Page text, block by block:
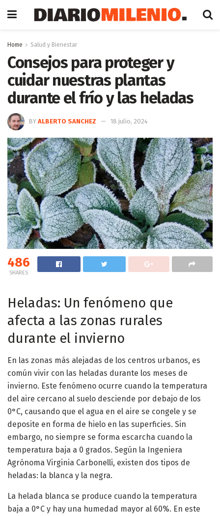
Home Salud y Bienestar
Consejos para proteger y
cuidar nuestras plantas
durante el frío y las heladas
BY ALBERTO SANCHEZ 18 julio, 2024
486
SHARES
Heladas: Un fenómeno que
afecta a las zonas rurales
durante el invierno
En las zonas más alejadas de los centros urbanos, es
común vivir con las heladas durante los meses de
invierno. Este fenómeno ocurre cuando la temperatura
del aire cercano al suelo desciende por debajo de los
0°C, causando que el agua en el aire se congele y se
deposite en forma de hielo en las superficies. Sin
embargo, no siempre se forma escarcha cuando la
temperatura baja a 0 grados. Según la Ingeniera
Agrónoma Virginia Carbonelli, existen dos tipos de
heladas: la blanca y la negra.
La helada blanca se produce cuando la temperatura
baja a 0°C y hay una humedad mayor al 60%. En este